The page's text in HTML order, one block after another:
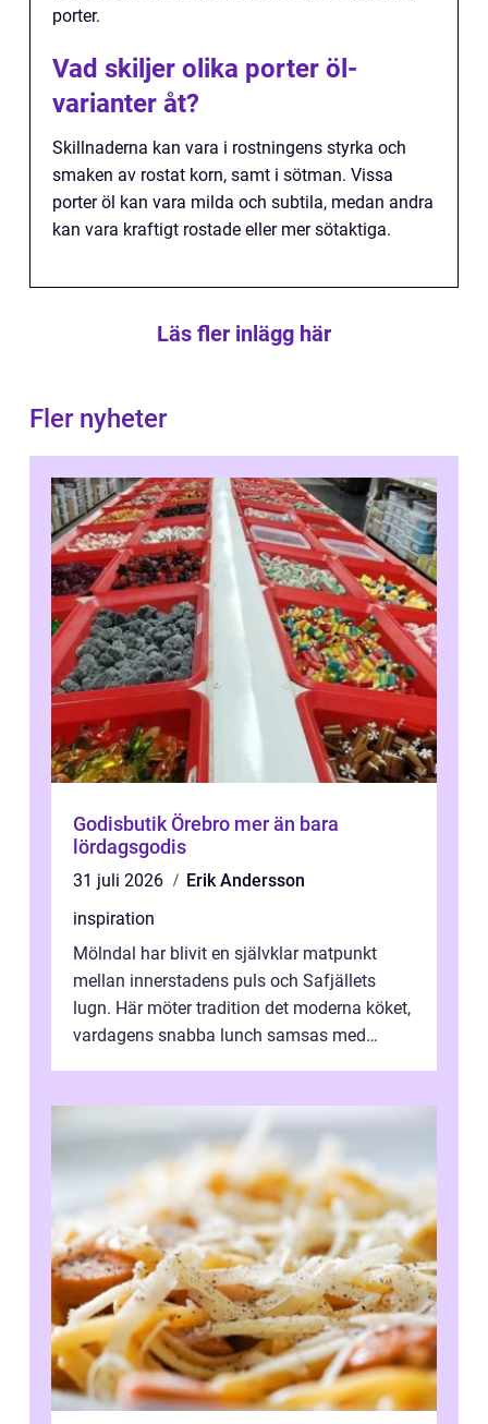
porter.
Vad skiljer olika porter öl-
varianter åt?
Skillnaderna kan vara i rostningens styrka och
smaken av rostat korn, samt i sötman. Vissa
porter öl kan vara milda och subtila, medan andra
kan vara kraftigt rostade eller mer sötaktiga.
Läs fler inlägg här
Fler nyheter
Godisbutik Örebro mer än bara
lördagsgodis
31 juli 2026
Erik Andersson
inspiration
Mölndal har blivit en självklar matpunkt
mellan innerstadens puls och Safjällets
lugn. Här möter tradition det moderna köket,
vardagens snabba lunch samsas med